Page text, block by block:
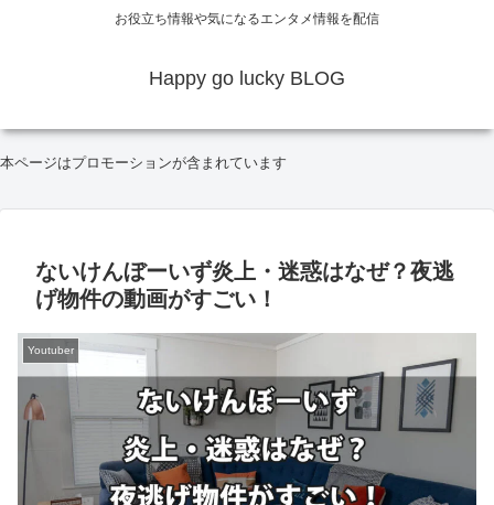
お役立ち情報や気になるエンタメ情報を配信
Happy go lucky BLOG
本ページはプロモーションが含まれています
ないけんぼーいず炎上・迷惑はなぜ？夜逃
げ物件の動画がすごい！
Youtuber